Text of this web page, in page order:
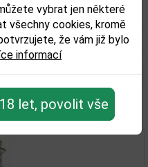
vybrat jen některé
všechny cookies, kromě
že vám již bylo
informací
let, povolit vše
40%
0,35